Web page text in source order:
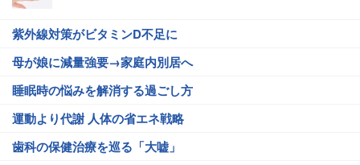
紫外線対策がビタミンD不足に
母が娘に減量強要→家庭内別居へ
睡眠時の悩みを解消する過ごし方
運動より代謝 人体の省エネ戦略
歯科の保健治療を巡る「大嘘」